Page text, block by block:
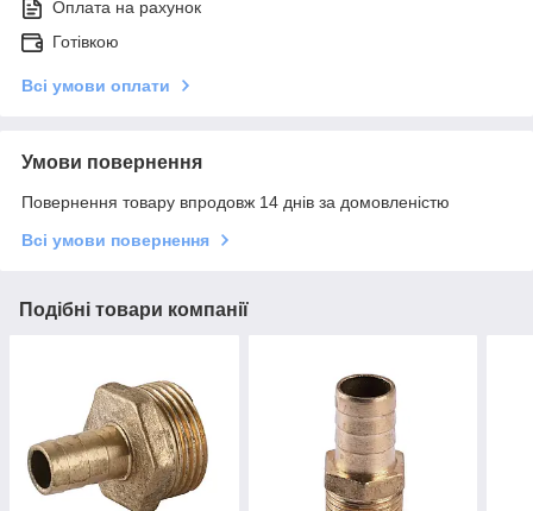
Оплата на рахунок
Готівкою
Всі умови оплати
Умови повернення
Повернення товару впродовж 14 днів за домовленістю
Всі умови повернення
Подібні товари компанії